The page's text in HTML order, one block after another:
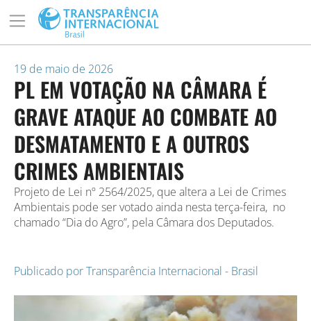
19 de maio de 2026
PL EM VOTAÇÃO NA CÂMARA É
GRAVE ATAQUE AO COMBATE AO
DESMATAMENTO E A OUTROS
CRIMES AMBIENTAIS
Projeto de Lei nº 2564/2025, que altera a Lei de Crimes
Ambientais pode ser votado ainda nesta terça-feira, no
chamado “Dia do Agro”, pela Câmara dos Deputados.
Publicado porTransparência Internacional - Brasil